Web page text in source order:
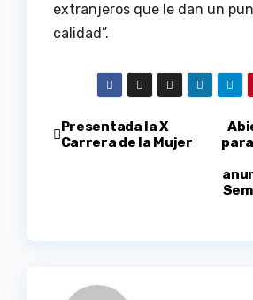
extranjeros que le dan un
calidad”.
Navegación
Presentada la X
Carrera de la Mujer